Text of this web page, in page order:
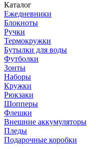
Каталог
Ежедневники
Блокноты
Ручки
Термокружки
Бутылки для воды
Футболки
Зонты
Наборы
Кружки
Рюкзаки
Шопперы
Флешки
Внешние аккумуляторы
Пледы
Подарочные коробки